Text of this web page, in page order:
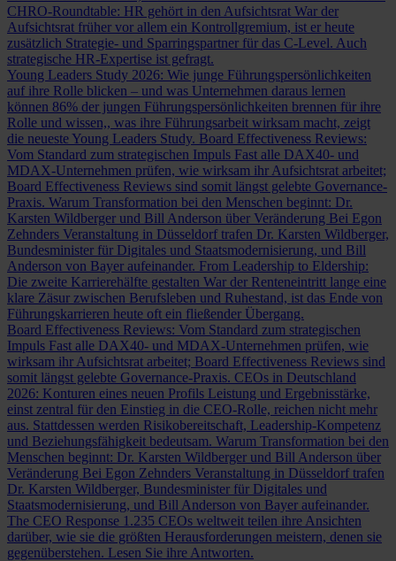
CHRO-Roundtable: HR gehört in den Aufsichtsrat War der
Aufsichtsrat früher vor allem ein Kontrollgremium, ist er heute
zusätzlich Strategie- und Sparringspartner für das C-Level. Auch
strategische HR-Expertise ist gefragt.
Young Leaders Study 2026: Wie junge Führungspersönlichkeiten
auf ihre Rolle blicken – und was Unternehmen daraus lernen
können 86% der jungen Führungspersönlichkeiten brennen für ihre
Rolle und wissen,, was ihre Führungsarbeit wirksam macht, zeigt
die neueste Young Leaders Study. Board Effectiveness Reviews:
Vom Standard zum strategischen Impuls Fast alle DAX40- und
MDAX-Unternehmen prüfen, wie wirksam ihr Aufsichtsrat arbeitet;
Board Effectiveness Reviews sind somit längst gelebte Governance-
Praxis. Warum Transformation bei den Menschen beginnt: Dr.
Karsten Wildberger und Bill Anderson über Veränderung Bei Egon
Zehnders Veranstaltung in Düsseldorf trafen Dr. Karsten Wildberger,
Bundesminister für Digitales und Staatsmodernisierung, und Bill
Anderson von Bayer aufeinander. From Leadership to Eldership:
Die zweite Karrierehälfte gestalten War der Renteneintritt lange eine
klare Zäsur zwischen Berufsleben und Ruhestand, ist das Ende von
Führungskarrieren heute oft ein fließender Übergang.
Board Effectiveness Reviews: Vom Standard zum strategischen
Impuls Fast alle DAX40- und MDAX-Unternehmen prüfen, wie
wirksam ihr Aufsichtsrat arbeitet; Board Effectiveness Reviews sind
somit längst gelebte Governance-Praxis. CEOs in Deutschland
2026: Konturen eines neuen Profils Leistung und Ergebnisstärke,
einst zentral für den Einstieg in die CEO-Rolle, reichen nicht mehr
aus. Stattdessen werden Risikobereitschaft, Leadership-Kompetenz
und Beziehungsfähigkeit bedeutsam. Warum Transformation bei den
Menschen beginnt: Dr. Karsten Wildberger und Bill Anderson über
Veränderung Bei Egon Zehnders Veranstaltung in Düsseldorf trafen
Dr. Karsten Wildberger, Bundesminister für Digitales und
Staatsmodernisierung, und Bill Anderson von Bayer aufeinander.
The CEO Response 1.235 CEOs weltweit teilen ihre Ansichten
darüber, wie sie die größten Herausforderungen meistern, denen sie
gegenüberstehen. Lesen Sie ihre Antworten.